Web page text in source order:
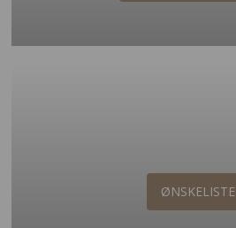
ØNSKELISTE